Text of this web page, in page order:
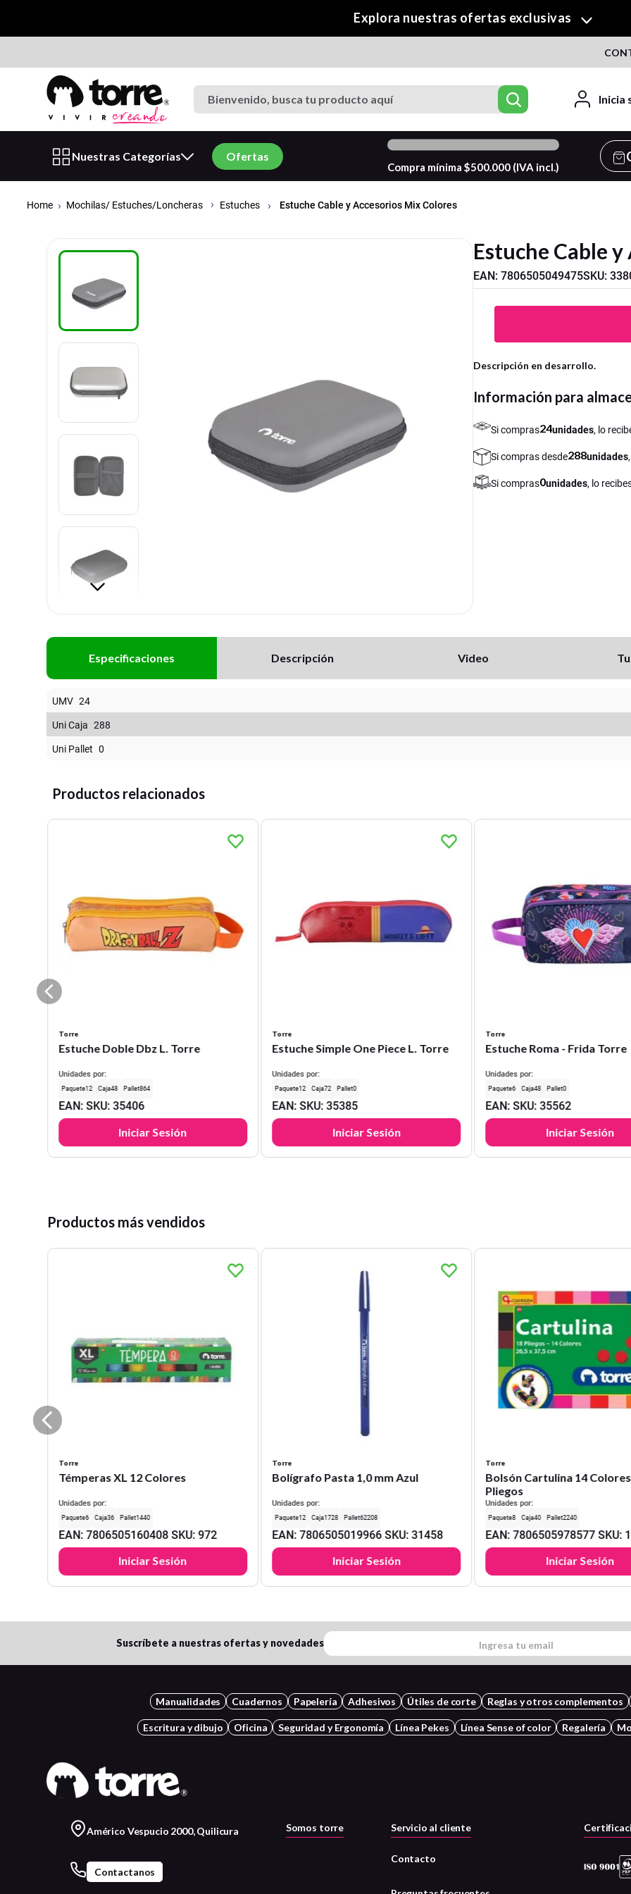
¡Descubre nuestra colección de Crafty!
Bienvenido, busca tu producto aquí
Inicia
Nuestras Categorías Ofertas
Compra mínima $500.000(IVA incl.)
Mochilas/ Estuches/Loncheras Estuches Estuche Cable y Accesorios Mix Colores
Estuche Cable
EAN: 7806505049475SKU:
Descripción en desarrollo.
Información para
Si compras24unidades, lo
Si compras desde288unidades
Si compras0unidades, lo
Especificaciones Descripción Video
UMV 24
Uni Caja 288
Uni Pallet 0
Productos relacionados
Torre
Estuche Doble Dbz L. Torre
Unidades por:
12 48 864
EAN: SKU:35406
Iniciar Sesión
Torre
Estuche Simple One Piece L. Torre
Unidades por:
12 72 0
EAN: SKU:35385
Iniciar Sesión
Torre
Estuche Roma - Frida Torre
Unidades por:
6 48 0
EAN: SKU:35562
Iniciar Sesión
Productos más vendidos
Torre
Témperas XL 12 Colores
Unidades por:
6 36 1440
EAN:7806505160408 SKU:972
Iniciar Sesión
Torre
Bolígrafo Pasta 1,0 mm Azul
Unidades por:
12 1728 62208
EAN:7806505019966 SKU:31458
Iniciar Sesión
Torre
Bolsón Cartulina 14
Pliegos
Unidades por:
8 40 2240
EAN:7806505978577 SKU:
Iniciar Sesión
Suscríbete a nuestras ofertas y novedades
Manualidades Cuadernos Papelería Adhesivos Útiles de corte Reglas y otros complementos
Escritura y dibujo Oficina Seguridad y Ergonomía Línea Pekes Línea Sense of color Regalería
Américo Vespucio 2000, Quilicura
Contactanos
Somos torre Servicio al cliente
Contacto
Términos más buscados
1. cuaderno
2. carpeta
3. goma eva
cuadernos
. estuche
. cartulina
8. harry potter
10